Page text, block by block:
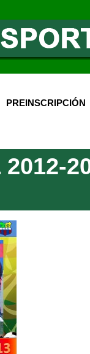
PREINSCRIPCIÓN